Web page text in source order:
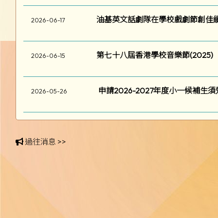
2026-06-17 油基英文話劇隊在學校戲劇節創佳
2026-06-15 第七十八屆香港學校音樂節(2025)
2026-05-26 申請2026-2027年度小一候補生須
過往消息 >>